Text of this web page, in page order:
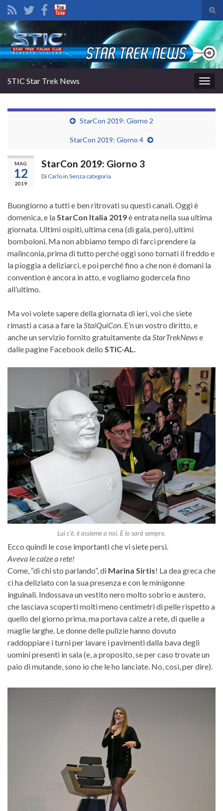
il
di
Search for:
la
STIC Star Trek News
StarCon 2019: Giorno 2
StarCon 2019: Giorno 4
MAG
12
2019
StarCon 2019: Giorno 3
Di Carloin Senza categoria
Buongiorno a tutti e ben ritrovati su questi canali. Oggi è
domenica, e la StarCon Italia 2019è entrata nella sua ultima
giornata. Ultimi ospiti, ultima cena (di gala, però), ultimi
bomboloni. Ma non abbiamo tempo di farci prendere la
malinconia, prima di tutto perché oggi sono tornati il freddo e
la pioggia a deliziarci, e poi perché fino a che non è domani la
convention è ancora in atto, e vogliamo godercela fino
all’ultimo.
Ma voi volete sapere della giornata di ieri, voi che siete
rimasti a casa a fare la StaiQuiCon . E’n un vostro diritto, e
anche un servizio fornito gratuitamente da StarTrekNewse
dalle pagine Facebook dello STIC-AL.
Lui c’è, è assieme a noi. E lo sarà sempre.
Ecco quindi le cose importanti che vi siete persi.
Aveva le calze a rete!
Come, “di chi sto parlando”, di Marina Sirtis! La dea greca che
ci ha deliziato con la sua presenza e con le minigonne
inguinali. Indossava un vestito nero molto sobrio e austero,
che lasciava scoperti molti meno centimetri di pelle rispetto a
quello del giorno prima, ma portava calze a rete, di quelle a
maglie larghe. Le donne delle pulizie hanno dovuto
raddoppiare i turni per lavare i pavimenti dalla bava degli
uomini presenti in sala (e, a proposito, se per caso trovate un
paio di mutande, sono io che le ho lanciate. No, così, per dire).